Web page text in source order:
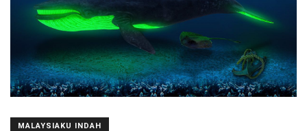
MALAYSIAKU INDAH